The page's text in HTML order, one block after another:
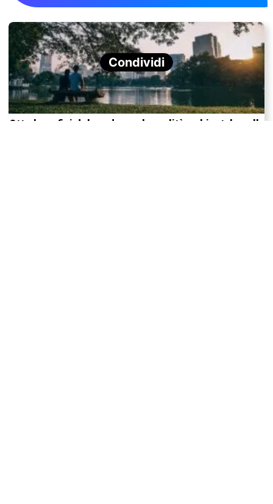
Otto benefici del verde per la qualità ambientale nella
Condividi